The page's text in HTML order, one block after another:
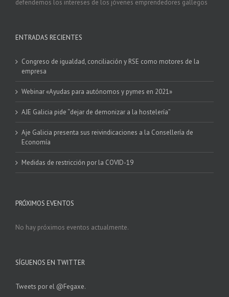
defendemos los intereses de los jóvenes emprendedores gallegos
ENTRADAS RECIENTES
Congreso de igualdad, conciliación y RSE como motores de la
empresa
Webinar «Ayudas para autónomos y pymes en 2021»
AJE Galicia pide “dejar de demonizar a la hostelería”
Aje Galicia presenta sus reivindicaciones a la Consellería de
Economía
Medidas de restricción por la COVID-19
PRÓXIMOS EVENTOS
No hay próximos eventos actualmente.
SÍGUENOS EN TWITTER
Tweets por el @Fegaxe.